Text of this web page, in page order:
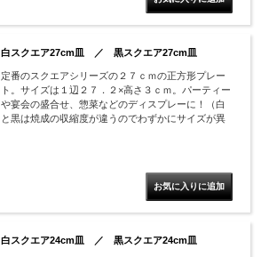
白スクエア27cm皿 ／ 黒スクエア27cm皿
定番のスクエアシリーズの２７ｃｍの正方形プレー
ト。サイズは１辺２７．２×高さ３ｃｍ。パーティー
や宴会の盛合せ、惣菜などのディスプレーに！（白
と黒は焼成の収縮度が違うのでわずかにサイズが異
白スクエア24cm皿 ／ 黒スクエア24cm皿